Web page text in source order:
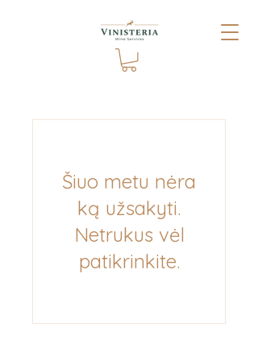
Šiuo metu nėra
ką užsakyti.
Netrukus vėl
patikrinkite.